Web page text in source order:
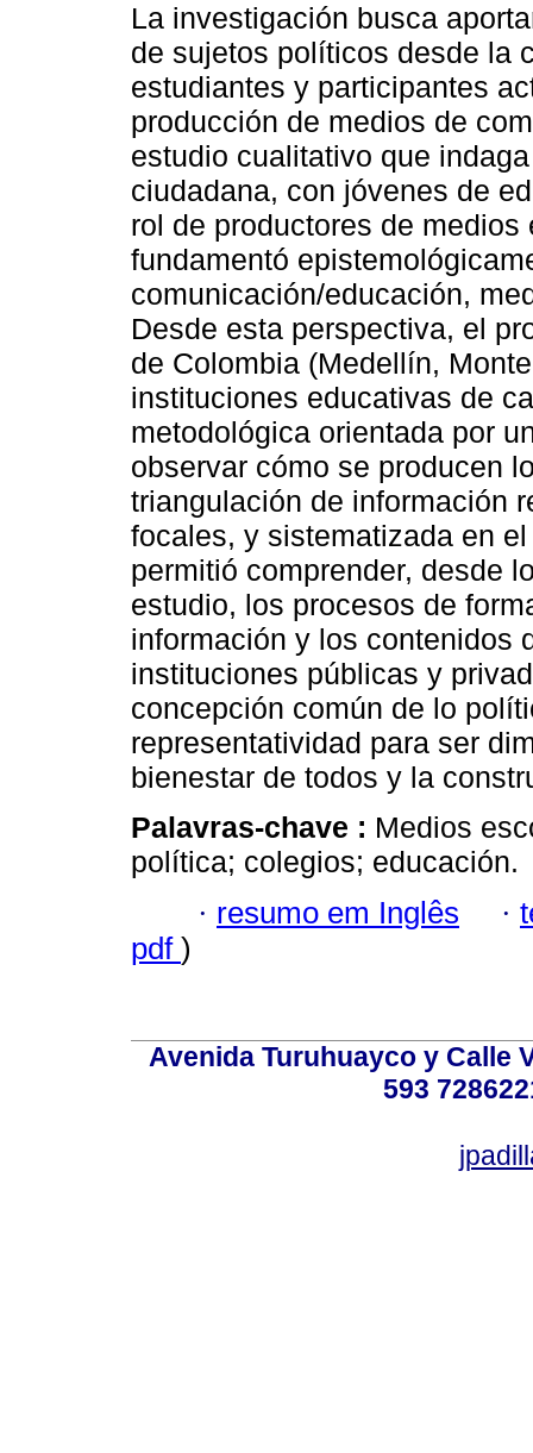
La investigación busca
de sujetos políticos desde la
estudiantes y participantes
producción de medios de
estudio cualitativo que
ciudadana, con jóvenes de
rol de productores de
fundamentó
comunicación/educación,
Desde esta perspectiva, el
de Colombia (Medellín,
instituciones educativas de
metodológica orientada por
observar cómo se producen
triangulación de información
focales, y sistematizada en
permitió comprender, desde
estudio, los procesos de
información y los contenidos
instituciones públicas y
concepción común de lo
representatividad para ser
bienestar de todos y la
Palavras-chave : Medios
política; colegios; educación.
· resumo em Inglês ·
pdf )
Avenida Turuhuayco y Calle
593